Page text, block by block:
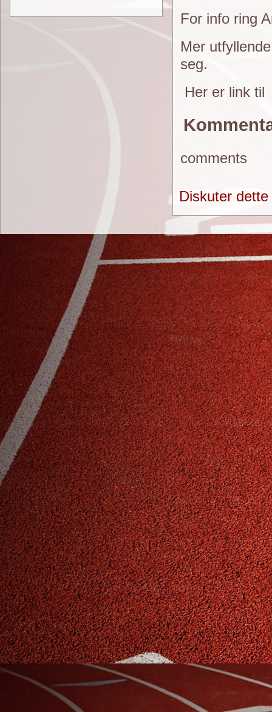
For info ring
Mer
seg.
Her er link
comments
Diskuter